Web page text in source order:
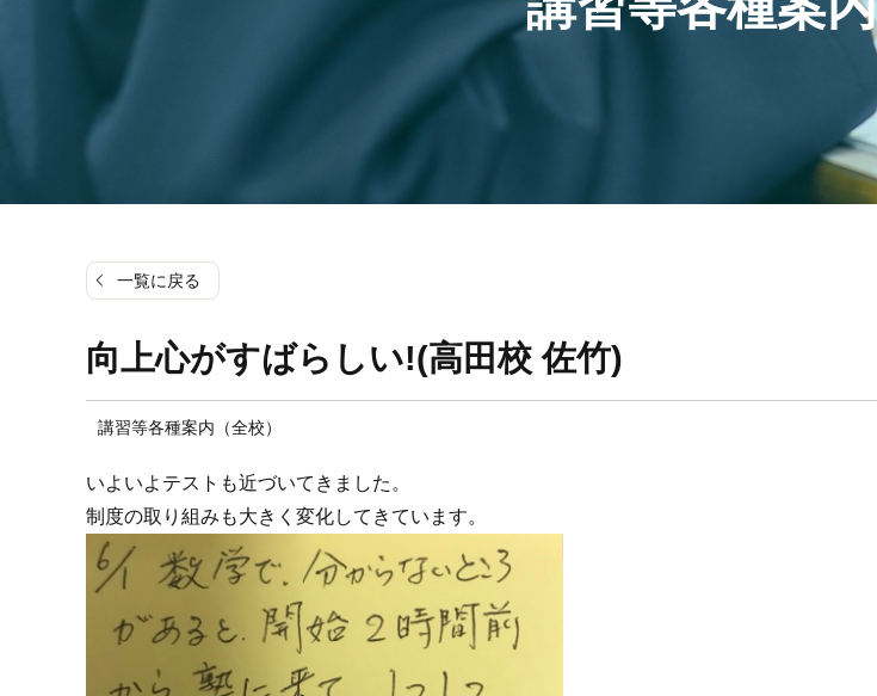
一覧に戻る
向上心がすばらしい!(高田校 佐竹)
講習等各種案内（全校）
いよいよテストも近づいてきました。
制度の取り組みも大きく変化してきています。